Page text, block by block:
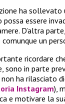
ha sollevato
possa essere
D’altra
comunque un
ricordare
sono in parte
non ha rilasciato
Instagram),
e motivare la